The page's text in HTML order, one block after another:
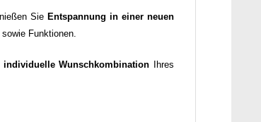
Sie Entspannung in einer neuen
Funktionen.
individuelle Wunschkombination Ihres